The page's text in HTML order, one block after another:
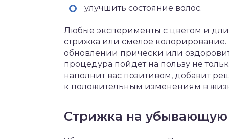
улучшить состояние волос.
Любые эксперименты с цветом и
стрижка или смелое
обновлении прически или
процедура пойдет на пользу не
наполнит вас позитивом, добавит
к положительным изменениям в
Стрижка на убывающую